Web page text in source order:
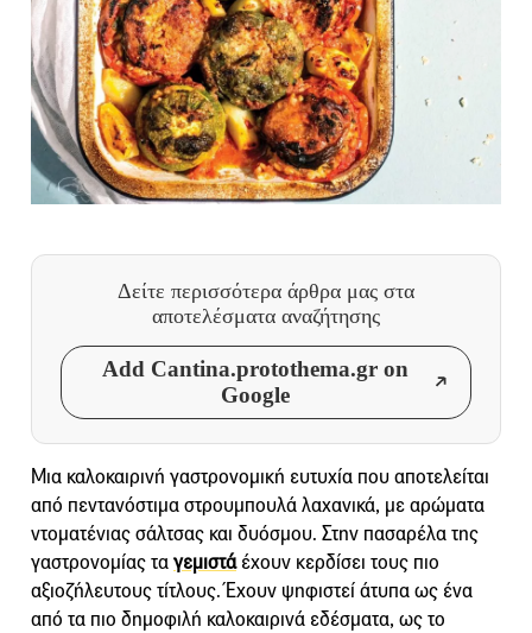
Δείτε περισσότερα άρθρα μας στα
αποτελέσματα αναζήτησης
Add Cantina.protothema.gr on
Google
Μια καλοκαιρινή γαστρονομική ευτυχία που αποτελείται
από πεντανόστιμα στρουμπουλά λαχανικά, με αρώματα
ντοματένιας σάλτσας και δυόσμου. Στην πασαρέλα της
γαστρονομίας ταγεμιστάέχουν κερδίσει τους πιο
αξιοζήλευτους τίτλους. Έχουν ψηφιστεί άτυπα ως ένα
από τα πιο δημοφιλή καλοκαιρινά εδέσματα, ως το